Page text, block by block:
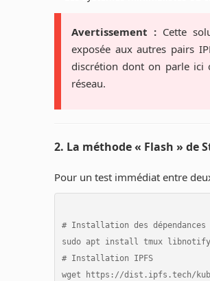
Avertissement : Cette
exposée aux autres pairs
discrétion dont on parle ici
réseau.
2. La méthode « Flash » de
Pour un test immédiat entre
# Installation des dépendances
sudo apt install tmux
# Installation IPFS
wget https://dist.ipfs.tech/